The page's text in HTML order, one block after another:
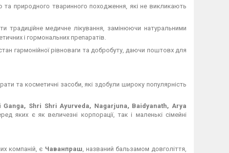
та природного тваринного походження, які не викликають
медичне лікування, замінюючи натуральними
і гормональних препаратів.
гармонійної рівноваги та добробуту, даючи поштовх для
та косметичні засоби, які здобули широку популярність
Shri Shri Ayurveda, Nagarjuna, Baidyanath, Arya
яких є як величезні корпорації, так і маленькі сімейні
компаній, є Чаванпраш , названий бальзамом довголіття,